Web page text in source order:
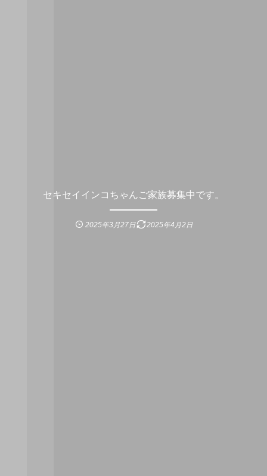
セキセイインコちゃんご家族募集中です。
2025年3月27日 2025年4月2日